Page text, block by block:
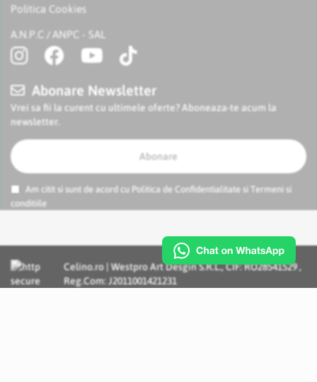
Politica Cookies
A.N.P.C / ANPC - SAL
Abonare Newsletter
Vrei sa fii la curent cu ultimele oferte? Aboneaza-te acum la
newsletter.
Abonare
Am citit si sunt de acord cu Politica de Confidentialitate si
Termeni si
conditiile
Celino.ro | Westpro Art Desgin S.R.L., CIF: RO28541529 ,
Reg.Com: J2011001421231